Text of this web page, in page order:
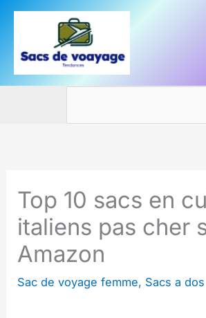
Aller
Top 10 sacs en
italiens pas cher
Amazon
Sac de voyage femme, Sacs a dos